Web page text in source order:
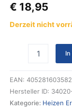
€ 18,95
Derzeit nicht
EAN:
Hersteller ID:
Kategorie: Heizen